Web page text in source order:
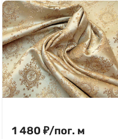
1 480 ₽/пог. м